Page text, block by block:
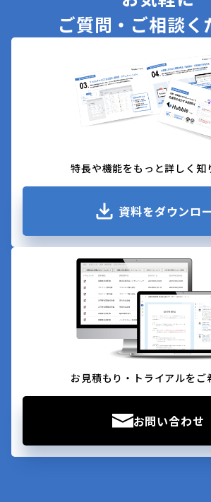
ご質問・ご相談く
特長や機能をもっと詳しく知
資料をダウンロ
お見積もり・トライアルをご
お問い合わせ